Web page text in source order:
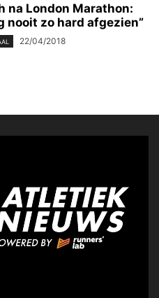
na London Marathon:
nooit zo hard afgezien”
22/04/2018